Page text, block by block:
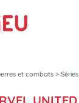
et combats > Séries